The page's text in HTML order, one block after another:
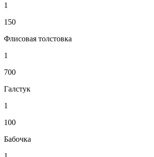
1
150
Флисовая толстовка
1
700
Галстук
1
100
Бабочка